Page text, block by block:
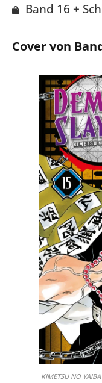
Band 16 +
Cover von
KIMETSU NO